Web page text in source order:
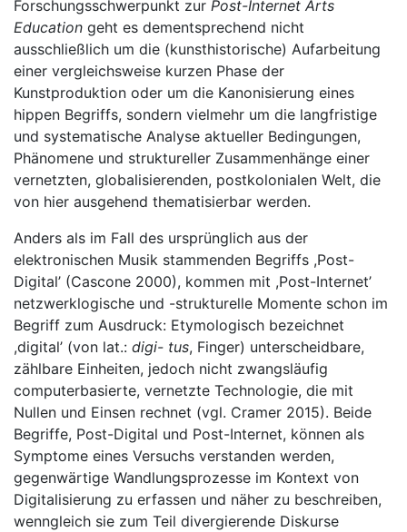
Forschungsschwerpunkt zur Post-Internet Arts
Education geht es dementsprechend nicht
ausschließlich um die (kunsthistorische) Aufarbeitung
einer vergleichsweise kurzen Phase der
Kunstproduktion oder um die Kanonisierung eines
hippen Begriffs, sondern vielmehr um die langfristige
und systematische Analyse aktueller Bedingungen,
Phänomene und struktureller Zusammenhänge einer
vernetzten, globalisierenden, postkolonialen Welt, die
von hier ausgehend thematisierbar werden.
Anders als im Fall des ursprünglich aus der
elektronischen Musik stammenden Begriffs ,Post-
Digital’ (Cascone 2000), kommen mit ,Post-Internet’
netzwerklogische und -strukturelle Momente schon im
Begriff zum Ausdruck: Etymologisch bezeichnet
,digital’ (von lat.: digi- tus, Finger) unterscheidbare,
zählbare Einheiten, jedoch nicht zwangsläufig
computerbasierte, vernetzte Technologie, die mit
Nullen und Einsen rechnet (vgl. Cramer 2015). Beide
Begriffe, Post-Digital und Post-Internet, können als
Symptome eines Versuchs verstanden werden,
gegenwärtige Wandlungsprozesse im Kontext von
Digitalisierung zu erfassen und näher zu beschreiben,
wenngleich sie zum Teil divergierende Diskurse